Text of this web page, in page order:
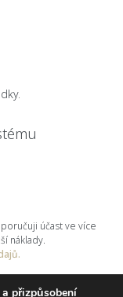
účast ve více
náklady.
přizpůsobení